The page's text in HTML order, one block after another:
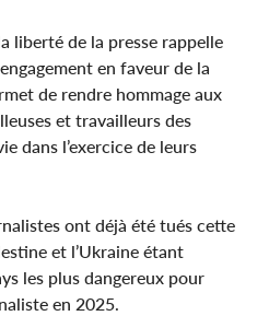
liberté de la presse rappelle
en faveur de la
de rendre hommage aux
et travailleurs des
dans l’exercice de leurs
ont déjà été tués cette
et l’Ukraine étant
les plus dangereux pour
en 2025.